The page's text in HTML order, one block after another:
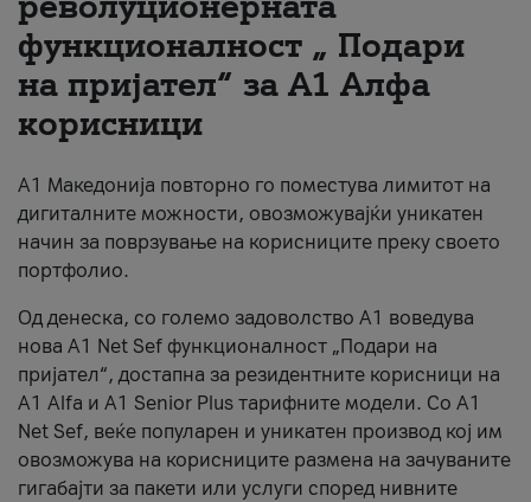
За нас
#ПодобарОнлајн
функционалност „ Подари
на пријател“ за А1 Алфа
корисници
А1 Македонија повторно го поместува лимитот на
дигиталните можности, овозможувајќи уникатен
начин за поврзување на корисниците преку своето
портфолио.
Од денеска, со големо задоволство А1 воведува
нова A1 Net Sef функционалност „Подари на
пријател“, достапна за резидентните корисници на
А1 Alfa и A1 Senior Plus тарифните модели. Со A1
Net Sef, веќе популарен и уникатен производ кој им
овозможува на корисниците размена на зачуваните
гигабајти за пакети или услуги според нивните